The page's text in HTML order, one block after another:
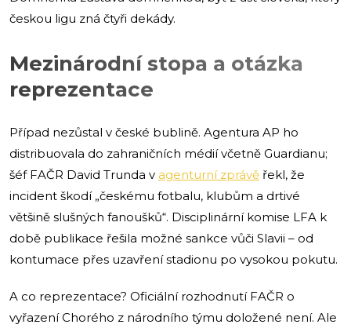
českou ligu zná čtyři dekády.
Mezinárodní stopa a otázka
reprezentace
Případ nezůstal v české bublině. Agentura AP ho
distribuovala do zahraničních médií včetně Guardianu;
šéf FAČR David Trunda v agenturní zprávě řekl, že
incident škodí „českému fotbalu, klubům a drtivé
většině slušných fanoušků“. Disciplinární komise LFA k
době publikace řešila možné sankce vůči Slavii – od
kontumace přes uzavření stadionu po vysokou pokutu.
A co reprezentace? Oficiální rozhodnutí FAČR o
vyřazení Chorého z národního týmu doložené není. Ale